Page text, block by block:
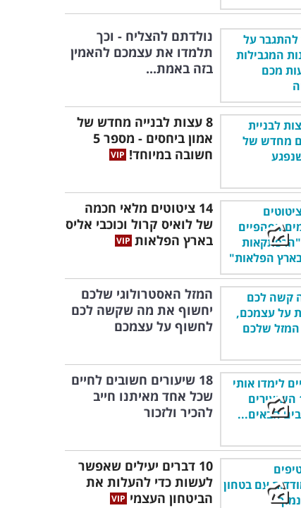
נולדתם להצליח - וכך
תלמדו את עצמכם להאמין
בזה באמת...
8 עצות לבנייה מחדש של
אמון ביחסים - מספר 5
חשובה במיוחד!
14 ציטוטים מלאי חכמה
של לואיס קרול וכוכבי אליס
בארץ הפלאות
המזל האסטרולוגי שלכם
יחשוף את מה שקשה לכם
לחשוף על עצמכם
18 שיעורים חשובים לחיים
שכל אחד מאיתנו חייב
להכיר ולזכור
10 דברים יעילים שאפשר
לעשות כדי להעלות את
הביטחון העצמי